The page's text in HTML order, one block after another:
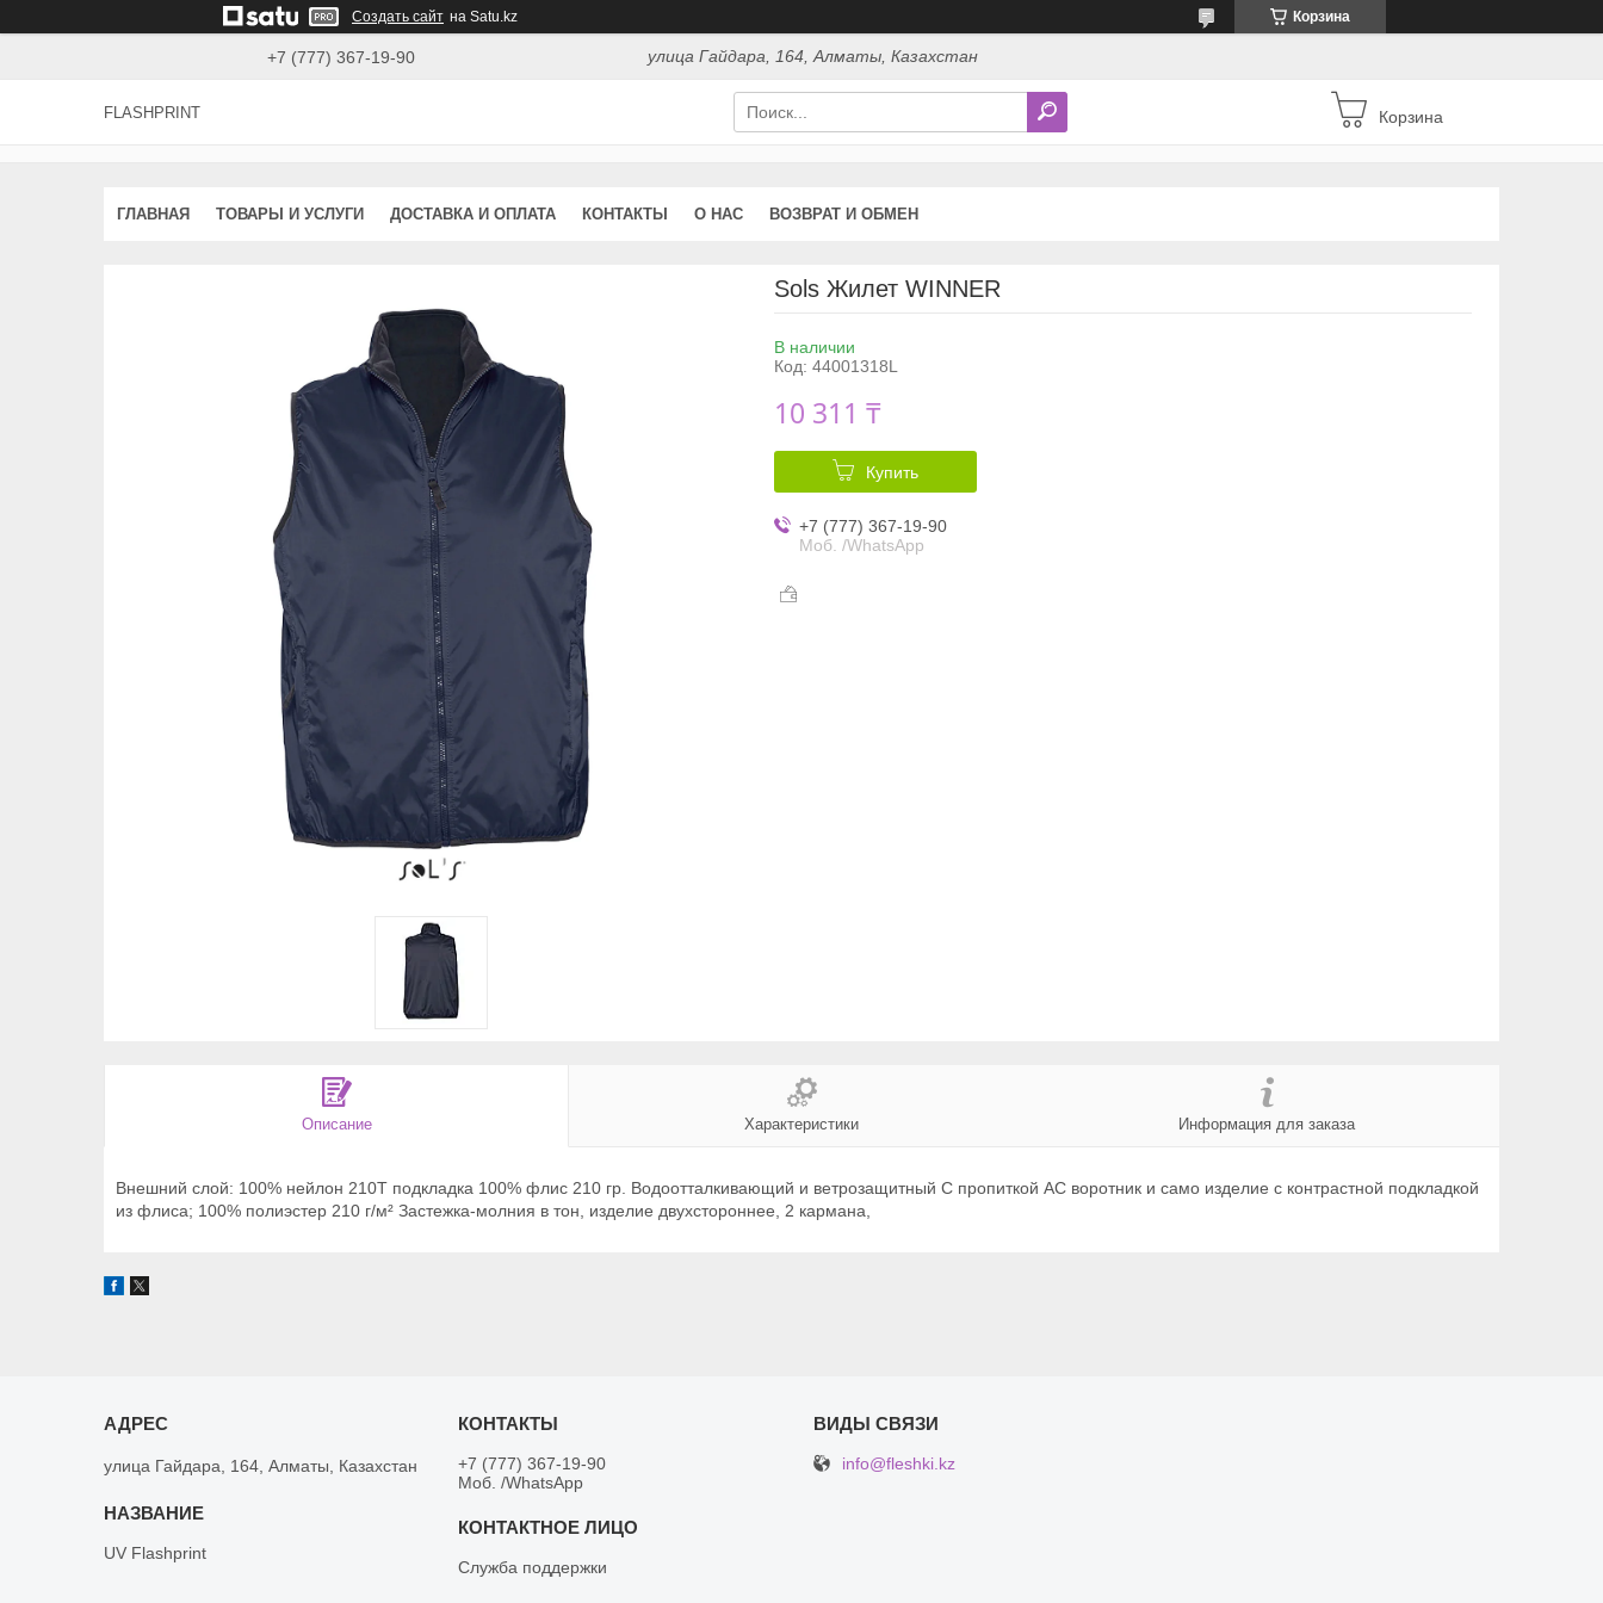
Создать сайт на Satu.kz Корзина
+7 (777) 367-19-90 улица Гайдара, 164, Алматы, Казахстан
FLASHPRINT Корзина
ГЛАВНАЯ ТОВАРЫ И УСЛУГИ ДОСТАВКА И ОПЛАТА КОНТАКТЫ О НАС ВОЗВРАТ И ОБМЕН
Sols Жилет WINNER
В наличии
Код: 44001318L
10 311 ₸
Купить
+7 (777) 367-19-90
Моб. /WhatsApp
Описание Характеристики Информация для заказа
Внешний слой: 100% нейлон 210Т подкладка 100% флис 210 гр. Водоотталкивающий и ветрозащитный С пропиткой АС воротник и само изделие с контрастной подкладкой
из флиса; 100% полиэстер 210 г/м² Застежка-молния в тон, изделие двуxстороннее, 2 кармана,
улица Гайдара, 164, Алматы, Казахстан
UV Flashprint
+7 (777) 367-19-90
Моб. /WhatsApp
Служба поддержки
info@fleshki.kz